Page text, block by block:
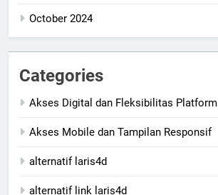
October 2024
Categories
Akses Digital dan Fleksibilitas Platform
Akses Mobile dan Tampilan Responsif
alternatif laris4d
alternatif link laris4d